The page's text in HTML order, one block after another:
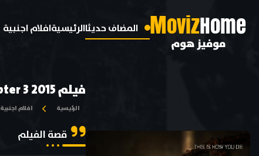
MovizHome
موفيز هوم
المضاف حديثاالرئيسيةافلام اجنبية
فيلم Insidious Chapter 3 2015 مترجم
الرئيسية افلام اجنبية
قصة الفيلم